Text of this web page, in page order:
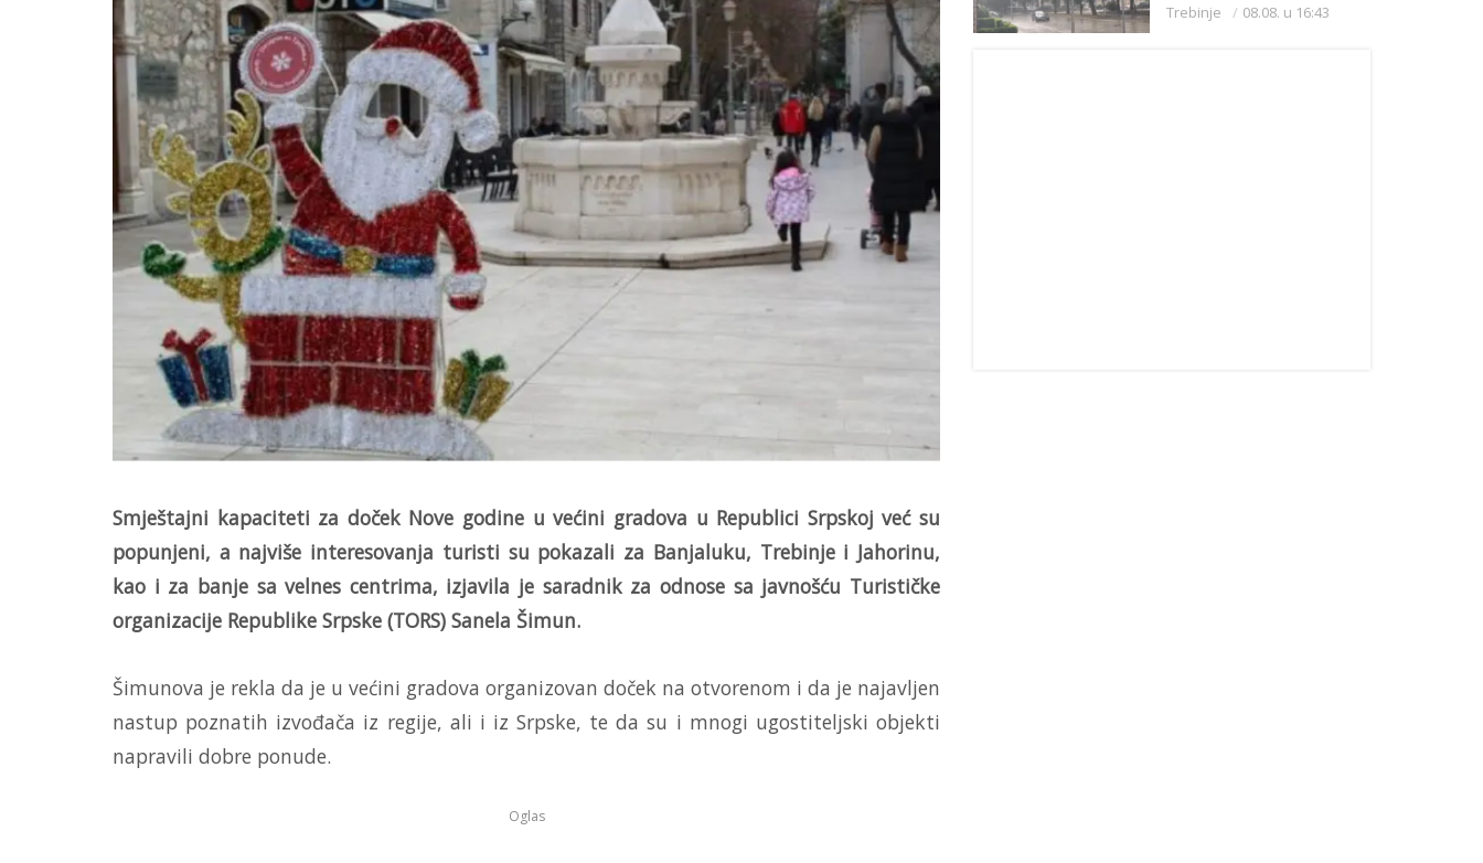
Smještajni kapaciteti za doček Nove godine u većini gradova u Republici Srpskoj već su
popunjeni, a najviše interesovanja turisti su pokazali za Banjaluku, Trebinje i Jahorinu,
kao i za banje sa velnes centrima, izjavila je saradnik za odnose sa javnošću Turističke
organizacije Republike Srpske (TORS) Sanela Šimun.
Šimunova je rekla da je u većini gradova organizovan doček na otvorenom i da je najavljen
nastup poznatih izvođača iz regije, ali i iz Srpske, te da su i mnogi ugostiteljski objekti
napravili dobre ponude.
Oglas
Trebinje 08.08. u 16:43